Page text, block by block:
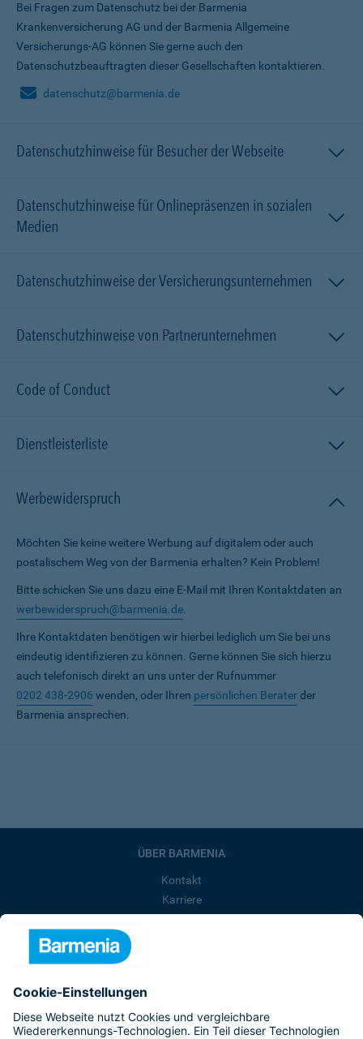
Bei Fragen zum Datenschutz bei der Barmenia
Krankenversicherung AG und der Barmenia Allgemeine
Versicherungs-AG können Sie gerne auch den
Datenschutzbeauftragten dieser Gesellschaften kontaktieren.
datenschutz@barmenia.de
Datenschutzhinweise für Besucher der Webseite
Datenschutzhinweise für Onlinepräsenzen in sozialen
Medien
Datenschutzhinweise der Versicherungsunternehmen
Datenschutzhinweise von Partnerunternehmen
Code of Conduct
Dienstleisterliste
Werbewiderspruch
Möchten Sie keine weitere Werbung auf digitalem oder auch
postalischem Weg von der Barmenia erhalten? Kein Problem!
Bitte schicken Sie uns dazu eine E-Mail mit Ihren Kontaktdaten an
werbewiderspruch@barmenia.de.
Ihre Kontaktdaten benötigen wir hierbei lediglich um Sie bei uns
eindeutig identifizieren zu können. Gerne können Sie sich hierzu
auch telefonisch direkt an uns unter der Rufnummer
0202 438-2906 wenden, oder Ihren persönlichen Beraterder
Barmenia ansprechen.
ÜBER BARMENIA
Kontakt
Karriere
Barmenia ist Teil der BarmeniaGothaer
BELIEBTE SEITEN